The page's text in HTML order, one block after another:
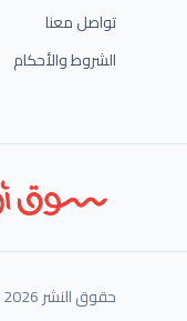
تواصل معنا
الشروط والأحكام
حقوق النشر 2026